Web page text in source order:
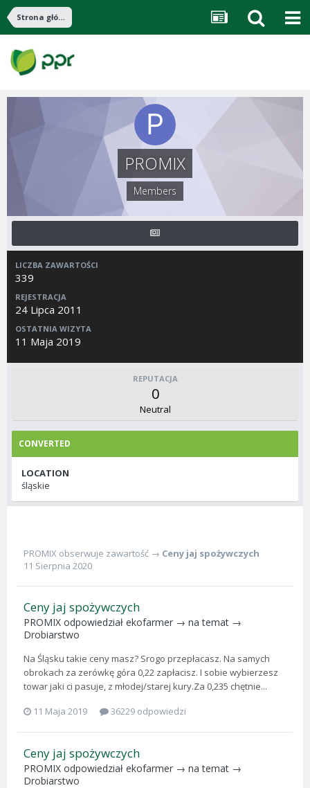
Strona główna
PROMIX
Members
LICZBA ZAWARTOŚCI
339
REJESTRACJA
24 Lipca 2011
OSTATNIA WIZYTA
11 Maja 2019
REPUTACJA
0
Neutral
CONVERTED
LOCATION
śląskie
PROMIX obserwuje zawartość → Ceny jaj spożywczych
11 Sierpnia 2020
Ceny jaj spożywczych
PROMIX odpowiedział ekofarmer → na temat →
Drobiarstwo
Na Śląsku takie ceny masz? Srogo przepłacasz. Na samych
obrokach za zerówkę góra 0,22 zapłacisz. I sobie wybierzesz
towar jaki ci pasuje, z młodej/starej kury.Za 0,235 chętnie...
11 Maja 2019
36229 odpowiedzi
Ceny jaj spożywczych
PROMIX odpowiedział ekofarmer → na temat →
Drobiarstwo